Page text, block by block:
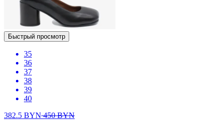
Быстрый просмотр
35
36
37
38
39
40
382.5 BYN450BYN